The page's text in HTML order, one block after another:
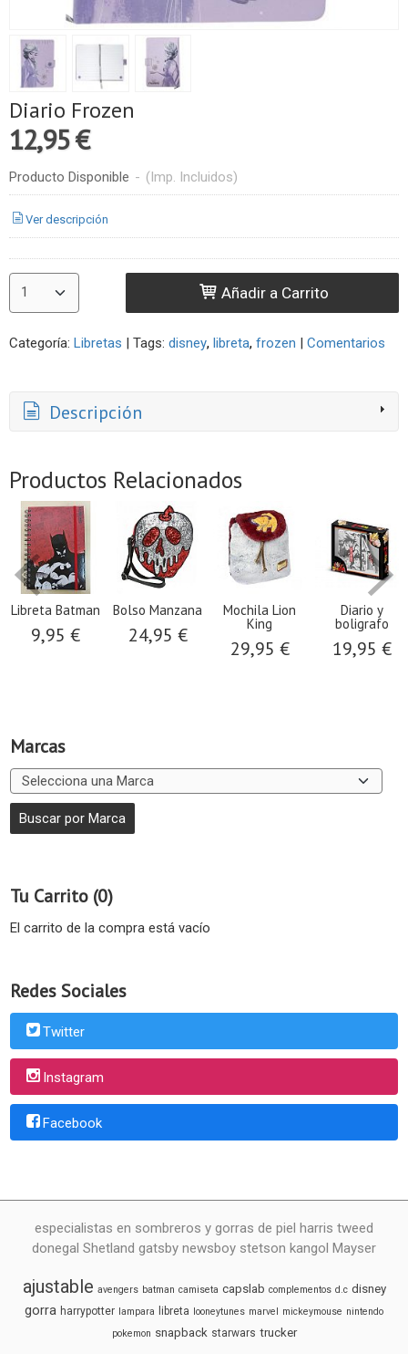
Marcas
Tu Carrito (0)
El carrito de la compra está vacío
Redes Sociales
Twitter
Instagram
Facebook
Diario Frozen
12,95 €
Producto Disponible - (Imp. Incluidos)
Ver descripción
Añadir a Carrito
Categoría: Libretas | Tags: disney libreta frozen | Comentarios
Descripción
Productos Relacionados
Libreta Batman
9,95 €
Bolso Manzana
24,95 €
Mochila Lion
King
29,95 €
Diario y
boligrafo
19,95 €
especialistas en sombreros y gorras de piel harris tweed
donegal Shetland gatsby newsboy stetson kangol Mayser
ajustable avengers batman camiseta capslab complementos d.c disney
gorra harrypotter lampara libreta looneytunes marvel mickeymouse nintendo
pokemon snapback starwars trucker